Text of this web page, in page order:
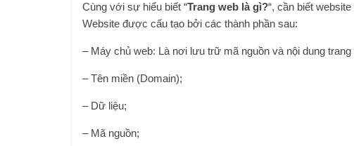
Cùng với sự hiểu biết “Trang web là gì?“, cần biết
Website được cấu tạo bởi các thành phần sau:
– Máy chủ web: Là nơi lưu trữ mã nguồn và nội dung
– Tên miền (Domain);
– Dữ liệu;
– Mã nguồn;